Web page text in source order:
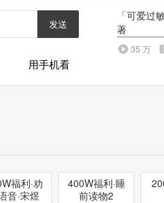
发送
用手机看
「可爱过
著
35 万
福利·劝
音·宋煜
400W福利·睡
前读物2